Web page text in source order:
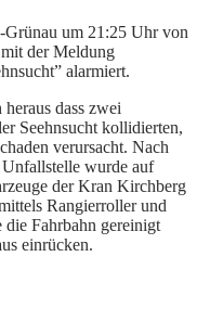
um 21:25 Uhr von
der Meldung
alarmiert.
dass zwei
Seehnsucht kollidierten,
verursacht. Nach
wurde auf
der Kran Kirchberg
Rangierroller und
die Fahrbahn gereinigt
einrücken.